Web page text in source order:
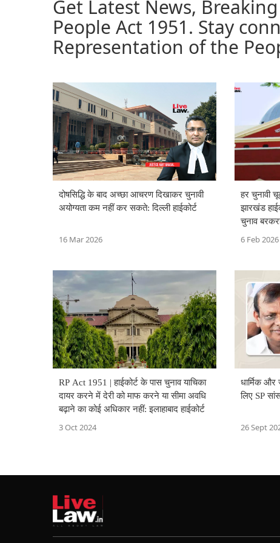
Get Latest News,
People Act 1951. Stay
Representation of the
दोषसिद्धि के बाद अच्छा आचरण दिखाकर चुनावी
अयोग्यता कम नहीं कर सकते: दिल्ली हाईकोर्ट
16 Mar 2026
हर चुनावी
झारखंड
चुनाव
6 Feb 2026
RP Act 1951 | हाईकोर्ट के पास चुनाव याचिका
दायर करने में देरी को माफ करने या सीमा अवधि
बढ़ाने का कोई अधिकार नहीं: इलाहाबाद हाईकोर्ट
3 Oct 2024
धार्मिक और
लिए SP
26 Sept